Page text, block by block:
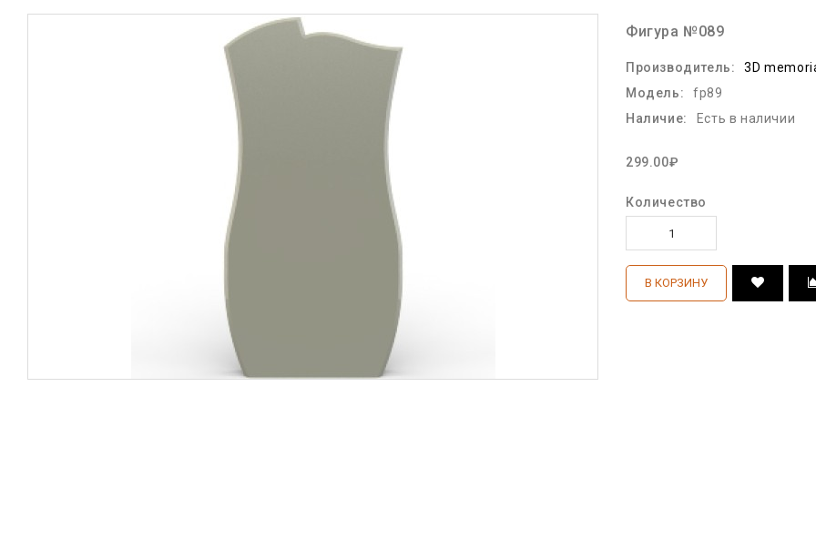
Фигура №089
Производитель:
3D
Модель:
fp89
Наличие:
Есть в наличии
299.00₽
Количество
В КОРЗИНУ